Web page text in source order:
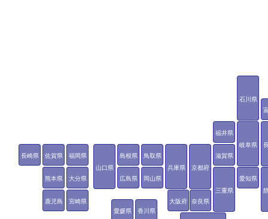
石川県
福井県
岐阜県
愛知県
三重県
滋賀県
京都府
大阪府
兵庫県
奈良県
鳥取県
島根県
岡山県
広島県
山口県
香川県
愛媛県
福岡県
佐賀県
長崎県
熊本県 大分県
宮崎県
鹿児島